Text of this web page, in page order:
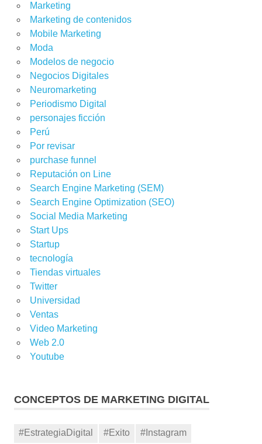
Marketing
Marketing de contenidos
Mobile Marketing
Moda
Modelos de negocio
Negocios Digitales
Neuromarketing
Periodismo Digital
personajes ficción
Perú
Por revisar
purchase funnel
Reputación on Line
Search Engine Marketing (SEM)
Search Engine Optimization (SEO)
Social Media Marketing
Start Ups
Startup
tecnología
Tiendas virtuales
Twitter
Universidad
Ventas
Video Marketing
Web 2.0
Youtube
CONCEPTOS DE MARKETING DIGITAL
#EstrategiaDigital #Exito
#Instagram